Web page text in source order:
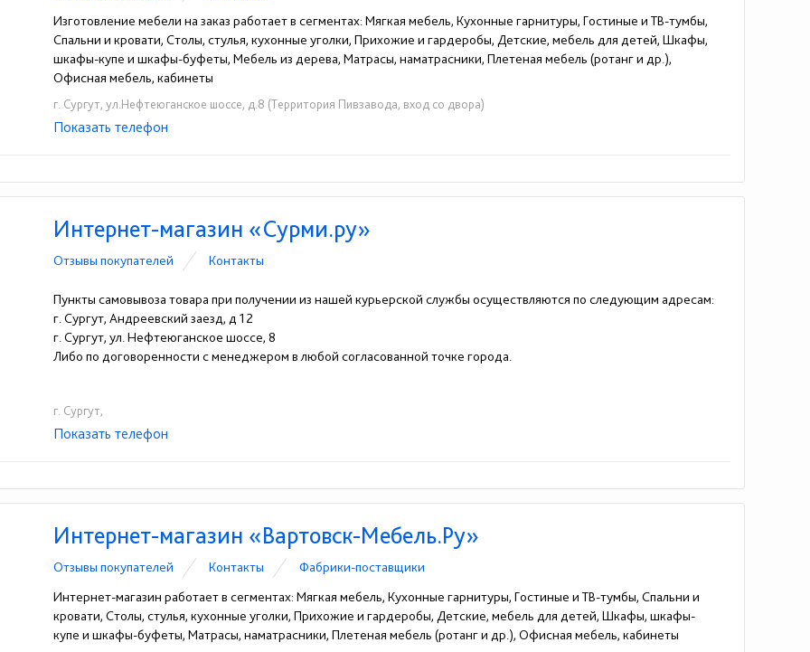
Изготовление мебели на заказ работает в сегментах: Мягкая мебель, Кухонные гарнитуры, Гостиные и ТВ-тумбы,
Спальни и кровати, Столы, стулья, кухонные уголки, Прихожие и гардеробы, Детские, мебель для детей, Шкафы,
шкафы-купе и шкафы-буфеты, Мебель из дерева, Матрасы, наматрасники, Плетеная мебель (ротанг и др.),
Офисная мебель, кабинеты
г. Сургут, ул.Нефтеюганское шоссе, д.8 (Территория Пивзавода, вход со двора)
☎+7(3462)63-62-69
Показать телефон
Интернет-магазин «Сурми.ру»
Отзывы покупателей Контакты
Пункты самовывоза товара при получении из нашей курьерской службы осуществляются по следующим адресам:
г. Сургут, Андреевский заезд, д 12
г. Сургут, ул. Нефтеюганское шоссе, 8
Либо по договоренности с менеджером в любой согласованной точке города.
г. Сургут,
☎+7 (3462) 96-96-21
Показать телефон
Интернет-магазин «Вартовск-Мебель.Ру»
Отзывы покупателей Контакты
Фабрики-поставщики
Интернет-магазин работает в сегментах: Мягкая мебель, Кухонные гарнитуры, Гостиные и ТВ-тумбы, Спальни и
кровати, Столы, стулья, кухонные уголки, Прихожие и гардеробы, Детские, мебель для детей, Шкафы, шкафы-
купе и шкафы-буфеты, Матрасы, наматрасники, Плетеная мебель (ротанг и др.), Офисная мебель, кабинеты